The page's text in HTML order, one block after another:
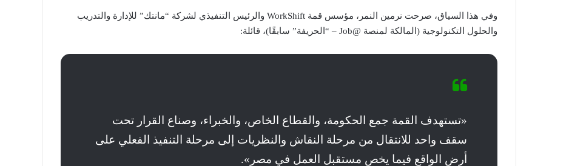
وفي هذا السياق، صرحت نرمين النمر، مؤسس قمة WorkShift والرئيس التنفيذي لشركة “مانتك” للإدارة والتدريب
والحلول التكنولوجية (المالكة لمنصة @Job – “الحريفة” سابقًا)، قائلة:
«تستهدف القمة جمع الحكومة، والقطاع الخاص، والخبراء، وصناع القرار تحت
سقف واحد للانتقال من مرحلة النقاش والنظريات إلى مرحلة التنفيذ الفعلي على
أرض الواقع فيما يخص مستقبل العمل في مصر».